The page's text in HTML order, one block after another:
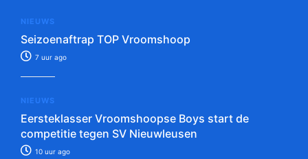
NIEUWS
Seizoenaftrap TOP Vroomshoop
7 uur ago
NIEUWS
Eersteklasser Vroomshoopse Boys start de
competitie tegen SV Nieuwleusen
10 uur ago